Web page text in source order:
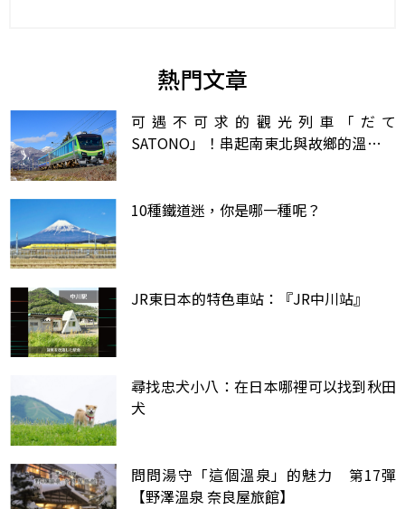
熱門文章
可遇不可求的觀光列車「だて
SATONO」！串起南東北與故鄉的溫暖邂
10種鐵道迷，你是哪一種呢？
JR東日本的特色車站：『JR中川站』
尋找忠犬小八：在日本哪裡可以找到秋田
犬
問問湯守「這個溫泉」的魅力 第17彈
【野澤溫泉 奈良屋旅館】